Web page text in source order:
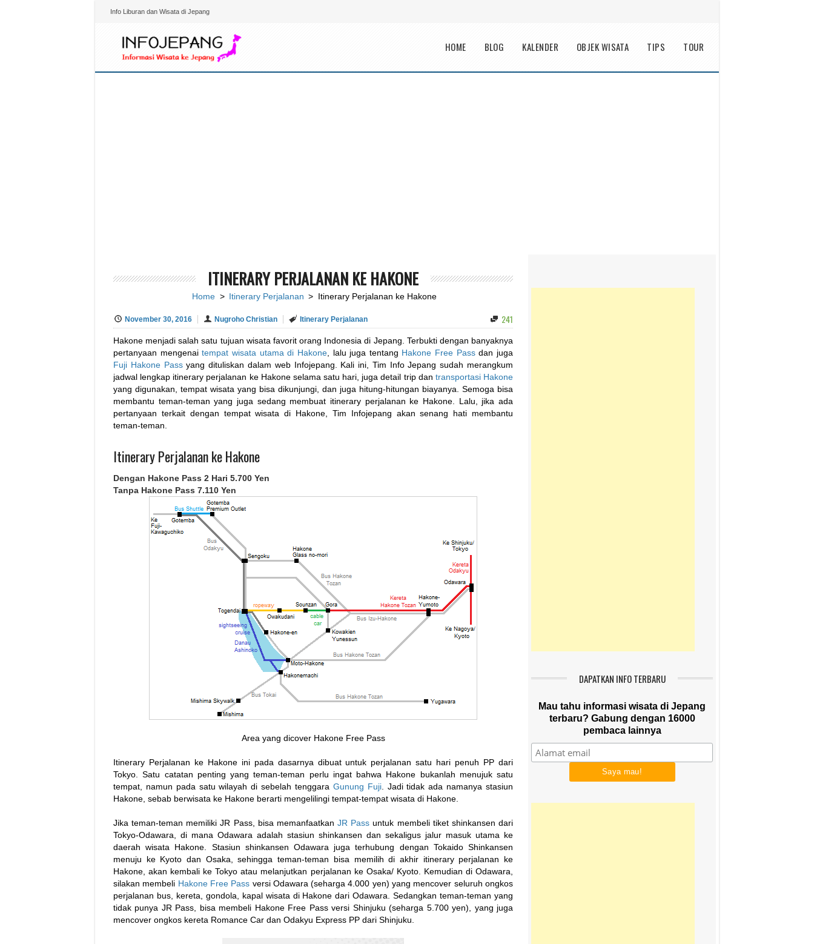
Info Liburan dan Wisata di Jepang
Main menu
HOME BLOG KALENDER OBJEK WISATA TIPS TOUR
ITINERARY PERJALANAN KE HAKONE
Home> Itinerary Perjalanan > Itinerary Perjalanan ke Hakone
November 30, 2016 Nugroho Christian Itinerary Perjalanan 241
Hakone menjadi salah satu tujuan wisata favorit orang Indonesia di Jepang. Terbukti dengan banyaknya
pertanyaan mengenaitempat wisata utama di Hakone, lalu juga tentang Hakone Free Passdan juga
Fuji Hakone Passyang dituliskan dalam web Infojepang. Kali ini, Tim Info Jepang sudah merangkum
jadwal lengkap itinerary perjalanan ke Hakone selama satu hari, juga detail trip dan transportasi Hakone
yang digunakan, tempat wisata yang bisa dikunjungi, dan juga hitung-hitungan biayanya. Semoga bisa
membantu teman-teman yang juga sedang membuat itinerary perjalanan ke Hakone. Lalu, jika ada
pertanyaan terkait dengan tempat wisata di Hakone, Tim Infojepang akan senang hati membantu
teman-teman.
Itinerary Perjalanan ke Hakone
Dengan Hakone Pass 2 Hari 5.700 Yen
Tanpa Hakone Pass 7.110 Yen
Area yang dicover Hakone Free Pass
Itinerary Perjalanan ke Hakone ini pada dasarnya dibuat untuk perjalanan satu hari penuh PP dari
Tokyo. Satu catatan penting yang teman-teman perlu ingat bahwa Hakone bukanlah menujuk satu
tempat, namun pada satu wilayah di sebelah tenggara Gunung Fuji. Jadi tidak ada namanya stasiun
Hakone, sebab berwisata ke Hakone berarti mengelilingi tempat-tempat wisata di Hakone.
Jika teman-teman memiliki JR Pass, bisa memanfaatkanJR Pass untuk membeli tiket shinkansen dari
Tokyo-Odawara, di mana Odawara adalah stasiun shinkansen dan sekaligus jalur masuk utama ke
daerah wisata Hakone. Stasiun shinkansen Odawara juga terhubung dengan Tokaido Shinkansen
menuju ke Kyoto dan Osaka, sehingga teman-teman bisa memilih di akhir itinerary perjalanan ke
Hakone, akan kembali ke Tokyo atau melanjutkan perjalanan ke Osaka/ Kyoto. Kemudian di Odawara,
silakan membeli Hakone Free Pass versi Odawara (seharga 4.000 yen) yang mencover seluruh ongkos
perjalanan bus, kereta, gondola, kapal wisata di Hakone dari Odawara. Sedangkan teman-teman yang
tidak punya JR Pass, bisa membeli Hakone Free Pass versi Shinjuku (seharga 5.700 yen), yang juga
mencover ongkos kereta Romance Car dan Odakyu Express PP dari Shinjuku.
DAPATKAN INFO TERBARU
Mau tahu informasi wisata di Jepang
terbaru? Gabung dengan 16000
pembaca lainnya